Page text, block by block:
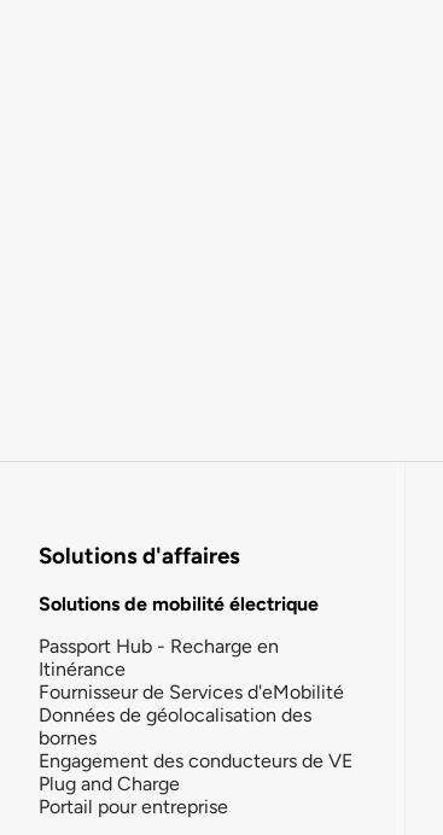
Solutions d'affaires
Solutions de mobilité électrique
Passport Hub - Recharge en
Itinérance
Fournisseur de Services d'eMobilité
Données de géolocalisation des
bornes
Engagement des conducteurs de VE
Plug and Charge
Portail pour entreprise